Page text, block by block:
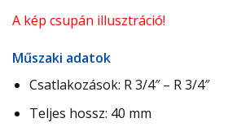
A kép csupán illusztráció!
Műszaki adatok
Csatlakozások: R 3/4″ – R 3/4″
Teljes hossz: 40 mm